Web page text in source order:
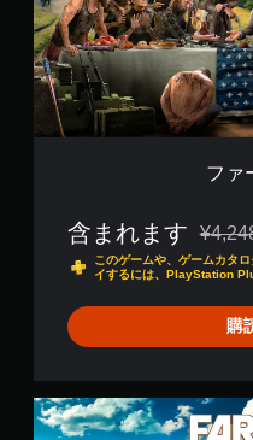
5
ファ
含まれます 通常
このゲームや、ゲームカタ
イするには、PlayStation
購
フ
ァ